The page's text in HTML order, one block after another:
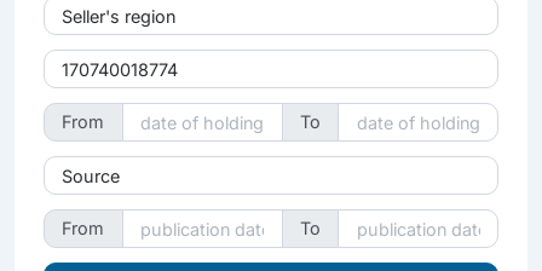
Seller's region
From To
Source
From To